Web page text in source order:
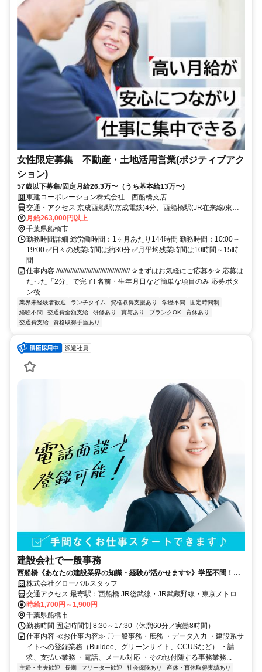
女性限定募集 不動産・土地活用営業(ポジティブアク
ション)
57歳以下募集/固定月給26.3万〜（うち基本給13万〜)
東建コーポレーション株式会社 西船橋支店
交通・アクセス 京成西船駅(京成電鉄)4分、西船橋駅(JR在来線/東京
メトロ東西線/東葉高速鉄道)5分
月給263,000円以上
千葉県船橋市
勤務時間詳細 総労働時間：1ヶ月あたり144時間 勤務時間：10:00～
19:00 ✅日々の残業時間は約30分 ✅月平均残業時間は10時間～15時
間
仕事内容 ////////////////////////////////////////// ✰まずはお気軽にご応募を✰ 応募は
たった「2分」で完了! 名前・生年月日など簡単な項目のみ 応募ボタ
ン後...
業界未経験者歓迎 ランチタイム 資格取得支援あり 学歴不問
固定時間制
経験不問
交通費全額支給 研修あり 賞与あり ブランクOK
育休あり
交通費支給
資格取得手当あり
派遣社員
建設会社で一般事務
西船橋《あなたの建設業界の知識・経験が活かせます✨》学歴不問！安
全書類経験をお持ちの方大歓迎☆土日祝日休み×残業なし！一般事務
株式会社グローバルスタッフ
交通アクセス 最寄駅：西船橋 JR総武線・JR武蔵野線・東京メトロ東
西線・京葉線「西船橋」駅から徒歩10分
時給1,700円～1,900円
千葉県船橋市
勤務時間 固定時間制 8:30～17:30（休憩60分／実働8時間）
仕事内容 ≪お仕事内容≫ 〇一般事務・庶務 ・データ入力 ・建設系サ
イトへの登録業務（Buildee、グリーンサイト、CCUSなど） ・請
求、支払い業務 ・電話、メール対応 ・その他付随する事務業務...
主婦・主夫歓迎 長期 フリーター歓迎 社会保険あり
産休・育休取得実績あり